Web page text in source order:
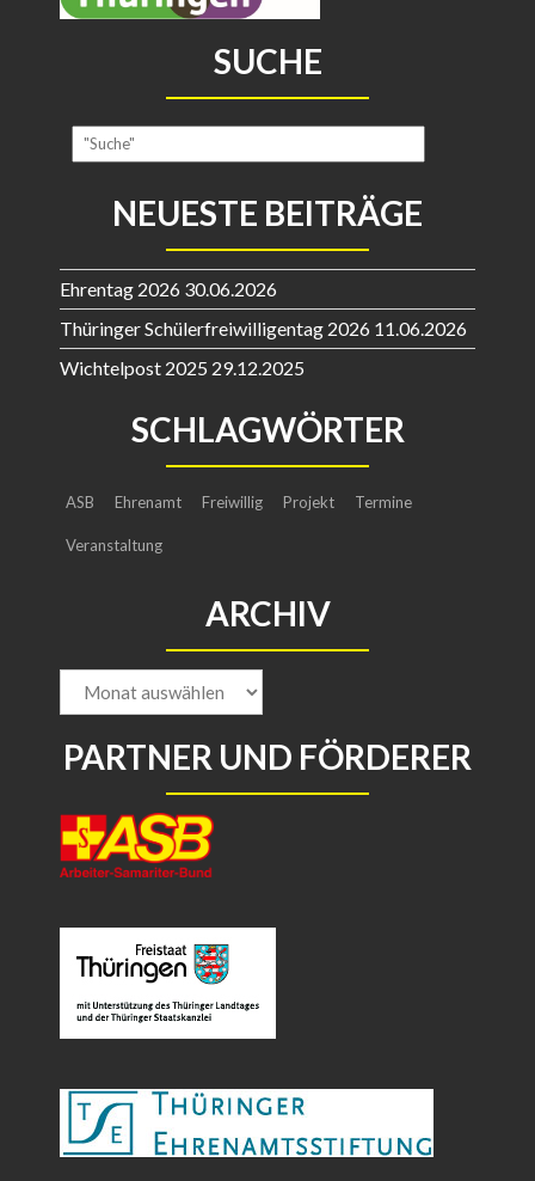
SUCHE
NEUESTE BEITRÄGE
Ehrentag 2026 30.06.2026
Thüringer Schülerfreiwilligentag 2026 11.06.2026
Wichtelpost 2025 29.12.2025
SCHLAGWÖRTER
ASB Ehrenamt Freiwillig Projekt Termine
Veranstaltung
ARCHIV
Archiv
PARTNER UND FÖRDERER